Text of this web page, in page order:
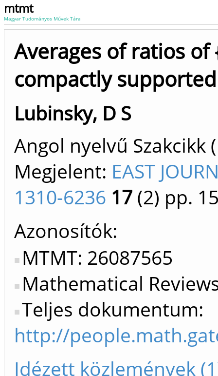
mtmt
Magyar Tudományos Művek Tára
Averages of ratios
compactly
Lubinsky, D S
Angol nyelvű
Megjelent: EAST
1310-6236 17 (2) pp.
Azonosítók
MTMT: 26087565
Mathematical
Teljes dokumentum:
http://
Idézett közlemények